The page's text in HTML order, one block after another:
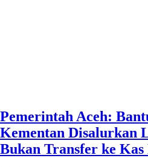
Pemerintah Aceh:
Kementan Disalurkan
Bukan Transfer ke Kas